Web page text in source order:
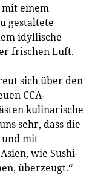
einem
gestaltete
idyllische
frischen Luft.
sich über den
CCA-
kulinarische
sehr, dass die
und mit
wie Sushi-
überzeugt.“